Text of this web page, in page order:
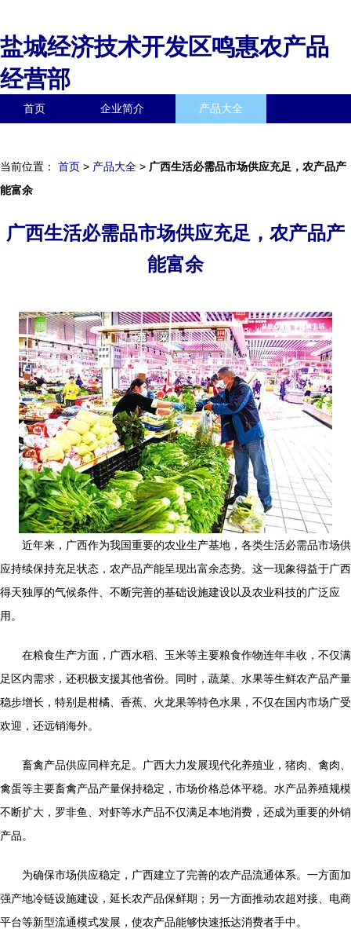
盐城经济技术开发区鸣惠农产品
经营部
首页 企业简介 产品大全
当前位置： 首页 > 产品大全 > 广西生活必需品市场供应充足，农产品产
能富余
广西生活必需品市场供应充足，农产品产
能富余
近年来，广西作为我国重要的农业生产基地，各类生活必需品市场供
应持续保持充足状态，农产品产能呈现出富余态势。这一现象得益于广西
得天独厚的气候条件、不断完善的基础设施建设以及农业科技的广泛应
用。
在粮食生产方面，广西水稻、玉米等主要粮食作物连年丰收，不仅满
足区内需求，还积极支援其他省份。同时，蔬菜、水果等生鲜农产品产量
稳步增长，特别是柑橘、香蕉、火龙果等特色水果，不仅在国内市场广受
欢迎，还远销海外。
畜禽产品供应同样充足。广西大力发展现代化养殖业，猪肉、禽肉、
禽蛋等主要畜禽产品产量保持稳定，市场价格总体平稳。水产品养殖规模
不断扩大，罗非鱼、对虾等水产品不仅满足本地消费，还成为重要的外销
产品。
为确保市场供应稳定，广西建立了完善的农产品流通体系。一方面加
强产地冷链设施建设，延长农产品保鲜期；另一方面推动农超对接、电商
平台等新型流通模式发展，使农产品能够快速抵达消费者手中。